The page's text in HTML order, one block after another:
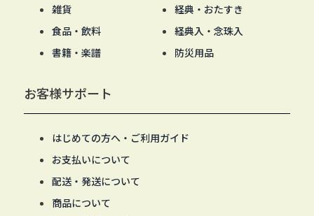
雑貨
経典・おたすき
食品・飲料
経典入・念珠入
書籍・楽譜
防災用品
お客様サポート
はじめての方へ・ご利用ガイド
お支払いについて
配送・発送について
商品について